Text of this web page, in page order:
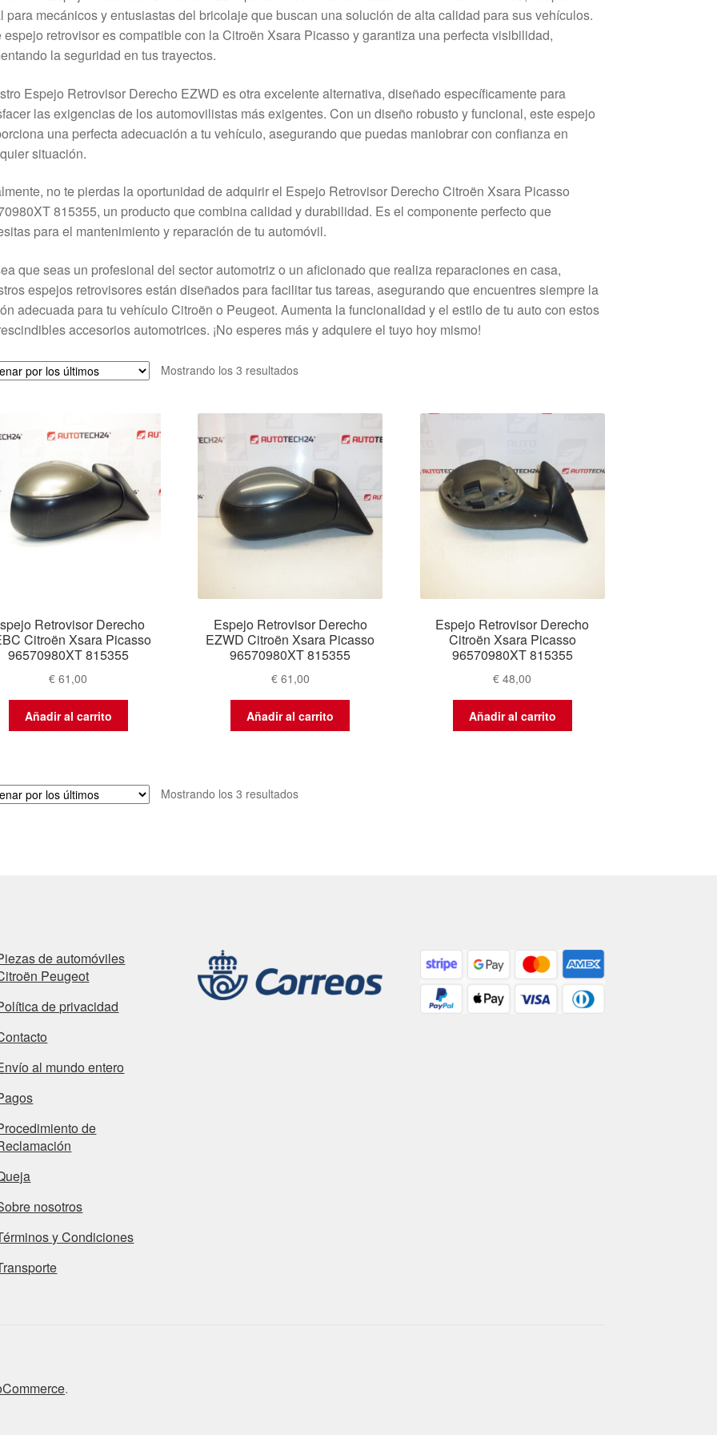
para mecánicos y entusiastas del bricolaje que buscan una solución de alta calidad para sus vehículos.
espejo retrovisor es compatible con la Citroën Xsara Picasso y garantiza una perfecta visibilidad,
la seguridad en tus trayectos.
Espejo Retrovisor Derecho EZWD es otra excelente alternativa, diseñado específicamente para
las exigencias de los automovilistas más exigentes. Con un diseño robusto y funcional, este espejo
una perfecta adecuación a tu vehículo, asegurando que puedas maniobrar con confianza en
situación.
no te pierdas la oportunidad de adquirir el Espejo Retrovisor Derecho Citroën Xsara Picasso
815355, un producto que combina calidad y durabilidad. Es el componente perfecto que
para el mantenimiento y reparación de tu automóvil.
que seas un profesional del sector automotriz o un aficionado que realiza reparaciones en casa,
espejos retrovisores están diseñados para facilitar tus tareas, asegurando que encuentres siempre la
adecuada para tu vehículo Citroën o Peugeot. Aumenta la funcionalidad y el estilo de tu auto con estos
accesorios automotrices. ¡No esperes más y adquiere el tuyo hoy mismo!
Mostrando los 3 resultadosOrdenado
Retrovisor Derecho
Citroën Xsara Picasso
96570980XT 815355
€ 61,00
Añadir al carrito
Espejo Retrovisor Derecho
EZWD Citroën Xsara Picasso
96570980XT 815355
€61,00
Añadir al carrito
Espejo Retrovisor Derecho
Citroën Xsara Picasso
96570980XT 815355
€ 48,00
Añadir al carrito
Mostrando los 3 resultadosOrdenado
de automóviles
Peugeot
de privacidad
al mundo entero
de
nosotros
y Condiciones
.